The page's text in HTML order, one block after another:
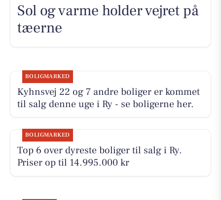
Sol og varme holder vejret på
tæerne
BOLIGMARKED
Kyhnsvej 22 og 7 andre boliger er kommet
til salg denne uge i Ry - se boligerne her.
BOLIGMARKED
Top 6 over dyreste boliger til salg i Ry.
Priser op til 14.995.000 kr